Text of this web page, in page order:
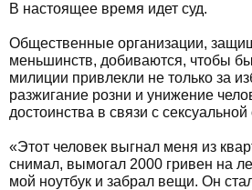
В настоящее время идет суд.
Общественные организации,
меньшинств, добиваются, чтобы
милиции привлекли не только за
разжигание розни и унижение
достоинства в связи с
«Этот человек выгнал меня из
снимал, вымогал 2000 гривен на
мой ноутбук и забрал вещи. Он